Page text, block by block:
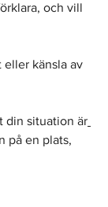
och vill
eller känsla av
din situation är
på en plats,